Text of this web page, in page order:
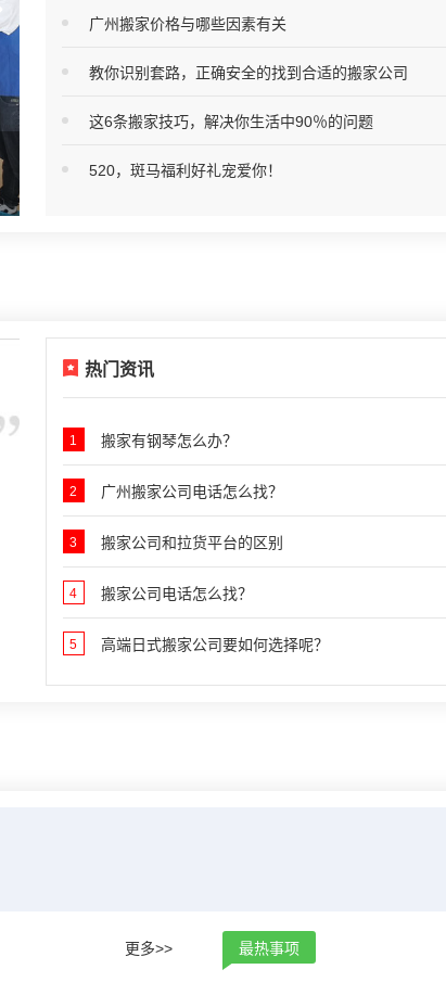
搬家是一件非常的令人头痛的事，很多时候搬家可能都不是我们自己的意
广州搬家价格与哪些因素有关
教你识别套路，正确安全的找到合适的搬家公司
这6条搬家技巧，解决你生活中90％的问题
520，斑马福利好礼宠爱你！
热门资讯
1 搬家有钢琴怎么办？
2 广州搬家公司电话怎么找？
3 搬家公司和拉货平台的区别
4 搬家公司电话怎么找？
5 高端日式搬家公司要如何选择呢？
更多>> 最热事项